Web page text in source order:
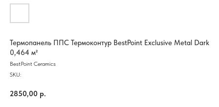
Термопанель ППС Термоконтур BestPoint Exclusive Metal Dark
0,464 м²
BestPoint Ceramics
SKU:
2850,00 р.